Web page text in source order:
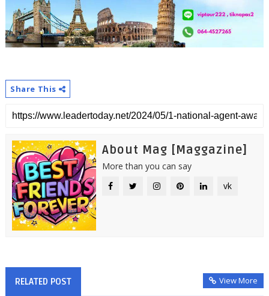
Share This
About Mag [Maggazine]
More than you can say
vk
RELATED POST View More